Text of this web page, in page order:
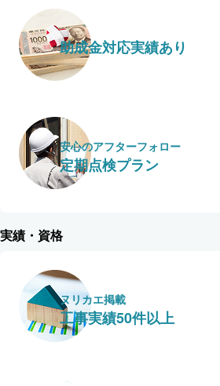
助成金対応実績あり
安心のアフターフォロー
定期点検プラン
実績・資格
ヌリカエ掲載
工事実績50件以上